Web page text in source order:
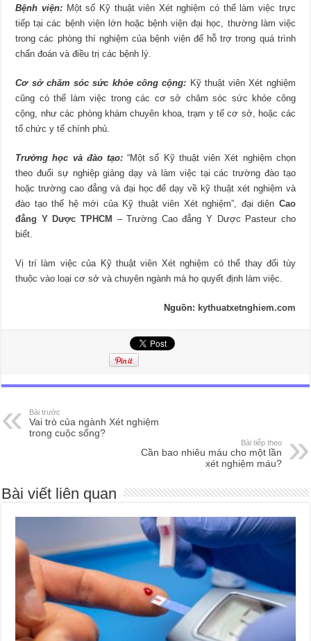
Bệnh viện:Một số Kỹ thuật viên Xét nghiệm có thể làm việc trực
tiếp tại các bệnh viện lớn hoặc bệnh viện đại học, thường làm việc
trong các phòng thí nghiệm của bệnh viện để hỗ trợ trong quá trình
chẩn đoán và điều trị các bệnh lý.
Cơ sở chăm sóc sức khỏe công cộng: Kỹ thuật viên Xét nghiệm
cũng có thể làm việc trong các cơ sở chăm sóc sức khỏe công
cộng, như các phòng khám chuyên khoa, trạm y tế cơ sở, hoặc các
tổ chức y tế chính phủ.
Trường học và đào tạo: “Một số Kỹ thuật viên Xét nghiệm chọn
theo đuổi sự nghiệp giảng dạy và làm việc tại các trường đào tạo
hoặc trường cao đẳng và đại học để dạy về kỹ thuật xét nghiệm và
đào tạo thế hệ mới của Kỹ thuật viên Xét nghiệm”, đại diện Cao
đẳng Y Dược TPHCM – Trường Cao đẳng Y Dược Pasteur cho
biết.
Vị trí làm việc của Kỹ thuật viên Xét nghiệm có thể thay đổi tùy
thuộc vào loại cơ sở và chuyên ngành mà họ quyết định làm việc.
Nguồn: kythuatxetnghiem.com
Bài trước
Vai trò của ngành Xét nghiệm
trong cuộc sống?
Bài tiếp theo
Cần bao nhiêu máu cho một lần
xét nghiệm máu?
Bài viết liên quan